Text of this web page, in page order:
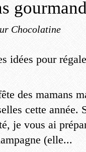
Chocolatine
des mamans
cette année.
je vous ai
(elle...